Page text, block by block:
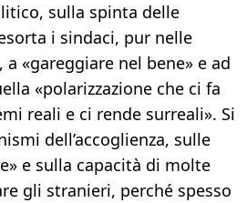
sulla spinta delle
i sindaci, pur nelle
«gareggiare nel bene» e ad
«polarizzazione che ci fa
reali e ci rende surreali». Si
dell’accoglienza, sulle
e sulla capacità di molte
gli stranieri, perché spesso